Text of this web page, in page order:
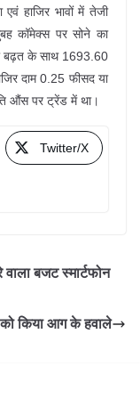
हाजिर भावों में तेजी
कॉमेक्स पर सोने का
बढ़त के साथ 1693.60
दाम 0.25 फीसद या
औंस पर ट्रेंड में था।
Twitter/X
बजट स्मार्टफोन
को किया आग के हवाले